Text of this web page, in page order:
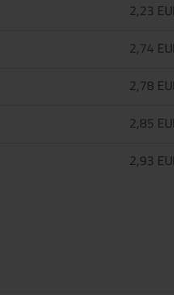
2,23
2,74
2,78
2,85
2,93